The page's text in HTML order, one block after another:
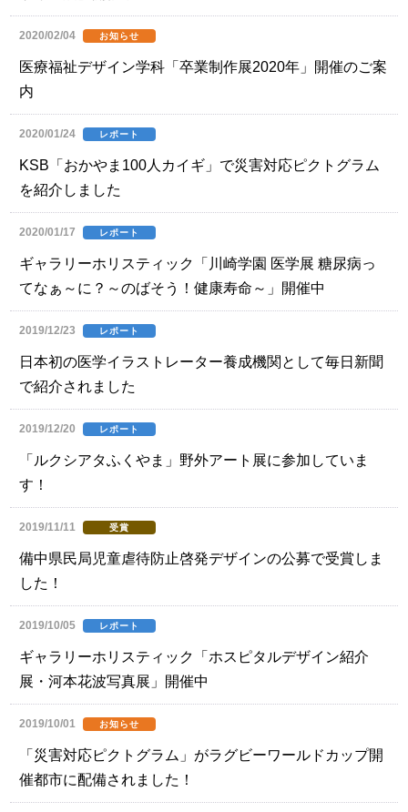
2020/02/04 お知らせ
医療福祉デザイン学科「卒業制作展2020年」開催のご案
内
2020/01/24 レポート
KSB「おかやま100人カイギ」で災害対応ピクトグラム
を紹介しました
2020/01/17 レポート
ギャラリーホリスティック「川崎学園 医学展 糖尿病っ
てなぁ～に？～のばそう！健康寿命～」開催中
2019/12/23 レポート
日本初の医学イラストレーター養成機関として毎日新聞
で紹介されました
2019/12/20 レポート
「ルクシアタふくやま」野外アート展に参加していま
す！
2019/11/11 受賞
備中県民局児童虐待防止啓発デザインの公募で受賞しま
した！
2019/10/05 レポート
ギャラリーホリスティック「ホスピタルデザイン紹介
展・河本花波写真展」開催中
2019/10/01 お知らせ
「災害対応ピクトグラム」がラグビーワールドカップ開
催都市に配備されました！